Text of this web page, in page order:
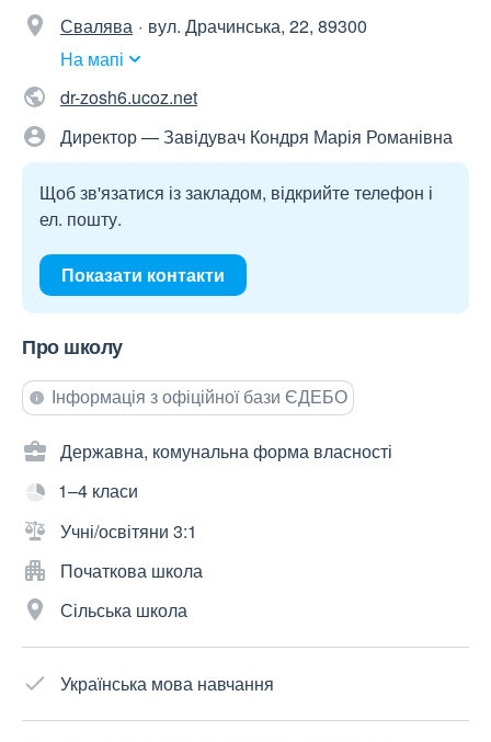
Свалява
вул. Драчинська, 22, 89300
На мапі
dr-zosh6.ucoz.net
Директор — Завідувач Кондря Марія Романівна
Щоб зв'язатися із закладом, відкрийте телефон і
ел. пошту.
Показати контакти
Про школу
Інформація з офіційної бази ЄДЕБО
Державна, комунальна форма власності
1–4 класи
Учні/освітяни 3:1
Початкова школа
Сільська школа
Українська мова навчання